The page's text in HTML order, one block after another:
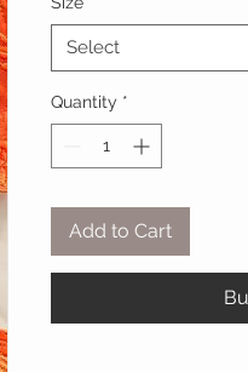
Select
Quantity *
Add to Cart